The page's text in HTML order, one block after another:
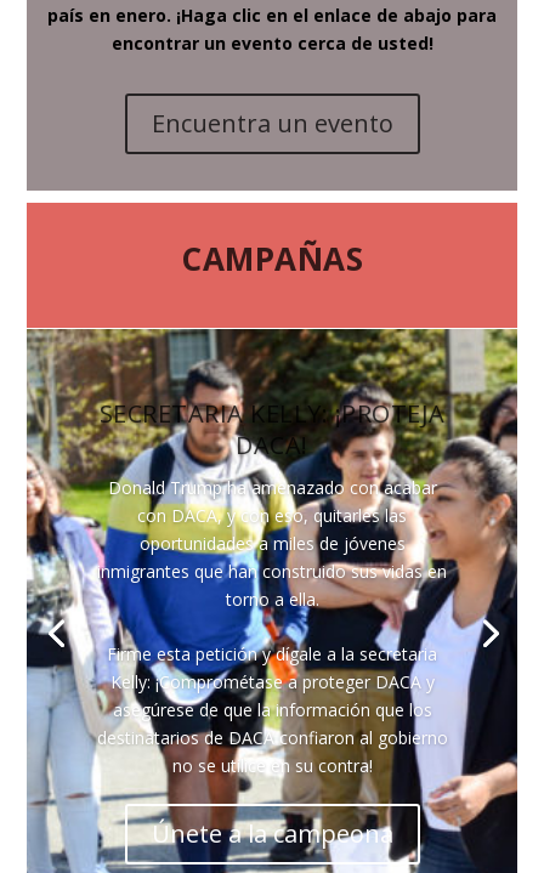
país en enero. ¡Haga clic en el enlace de abajo para
encontrar un evento cerca de usted!
Encuentra un evento
CAMPAÑAS
SECRETARIA KELLY: ¡PROTEJA
DACA!
Donald Trump ha amenazado con acabar
con DACA, y con eso, quitarles las
oportunidades a miles de jóvenes
inmigrantes que han construido sus vidas en
torno a ella.
Firme esta petición y dígale a la secretaria
Kelly: ¡Comprométase a proteger DACA y
asegúrese de que la información que los
destinatarios de DACA confiaron al gobierno
no se utilice en su contra!
Únete a la campeona